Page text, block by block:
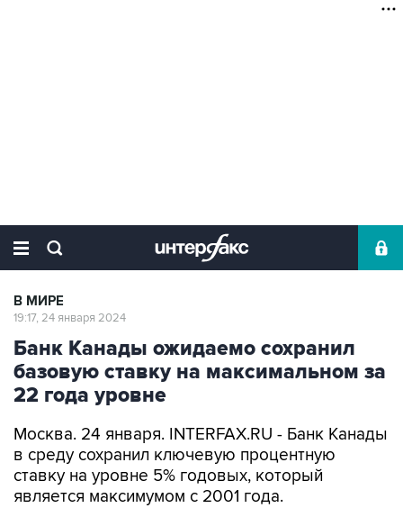
В МИРЕ
19:17, 24 января 2024
Банк Канады ожидаемо сохранил
базовую ставку на максимальном за
22 года уровне
Москва. 24 января. INTERFAX.RU - Банк Канады
в среду сохранил ключевую процентную
ставку на уровне 5% годовых, который
является максимумом с 2001 года.